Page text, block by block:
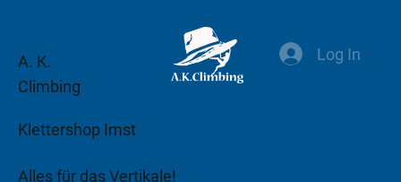
A. K.
Climbing
Klettershop Imst
Alles für das Vertikale!
Log In